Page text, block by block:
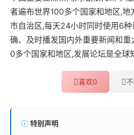
者遍布世界100多个国家和地区,地
市自治区,每天24小时同时使用6
确、及时播发国内外重要新闻和
0多个国家和地区,发展论坛是全球
喜欢0
特别声明